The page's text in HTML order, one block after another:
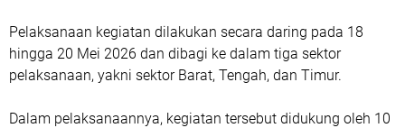
Pelaksanaan kegiatan dilakukan secara daring pada 18
hingga 20 Mei 2026 dan dibagi ke dalam tiga sektor
pelaksanaan, yakni sektor Barat, Tengah, dan Timur.
Dalam pelaksanaannya, kegiatan tersebut didukung oleh 10